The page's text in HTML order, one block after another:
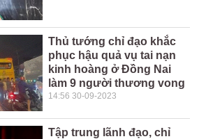
Thủ tướng chỉ đạo khắc
phục hậu quả vụ tai nạn
kinh hoàng ở Đồng Nai
làm 9 người thương vong
14:56 30-09-2023
Tập trung lãnh đạo, chỉ